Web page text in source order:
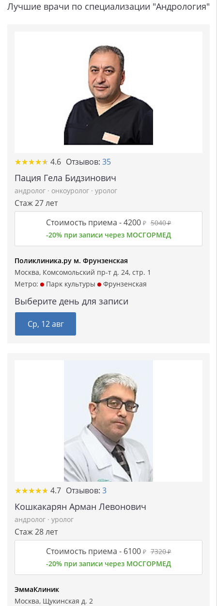
Лучшие врачи по специализации "Андрология"
★★★★★
★★★★★ 4.6 Отзывов: 35
Пация Гела Бидзинович
андролог · онкоуролог · уролог
Стаж 27 лет
Стоимость приема -4200 ₽ 5040₽
-20% при записи через МОСГОРМЕД
Поликлиника.ру м. Фрунзенская
Москва, Комсомольский пр-т д. 24, стр. 1
Метро:
Парк культуры Фрунзенская
Выберите день для записи
Ср, 12 авг
★★★★★
★★★★★ 4.7 Отзывов: 3
Кошкакарян Арман Левонович
андролог · уролог
Стаж 28 лет
Стоимость приема - 6100 ₽ 7320₽
-20% при записи через МОСГОРМЕД
ЭммаКлиник
Москва, Щукинская д. 2